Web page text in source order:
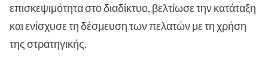
επισκεψιμότητα στο διαδίκτυο, βελτίωσε την κατάταξη
και ενίσχυσε τη δέσμευση των πελατών με τη χρήση
της στρατηγικής.